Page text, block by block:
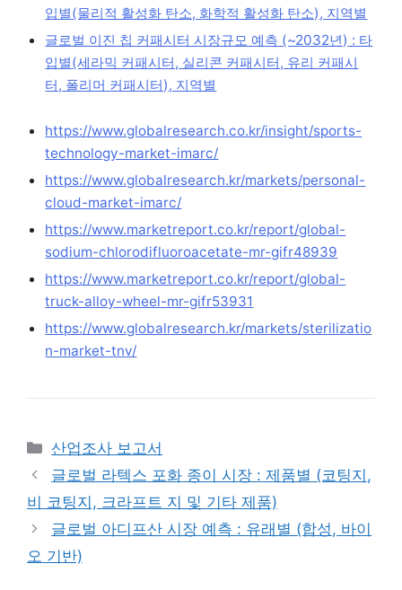
입별(물리적 활성화 탄소, 화학적 활성화 탄소), 지역별
글로벌 이진 칩 커패시터 시장규모 예측 (~2032년) : 타
입별(세라믹 커패시터, 실리콘 커패시터, 유리 커패시
터, 폴리머 커패시터), 지역별
https://www.globalresearch.co.kr/insight/sports-
technology-market-imarc/
https://www.globalresearch.kr/markets/personal-
cloud-market-imarc/
https://www.marketreport.co.kr/report/global-
sodium-chlorodifluoroacetate-mr-gifr48939
https://www.marketreport.co.kr/report/global-
truck-alloy-wheel-mr-gifr53931
https://www.globalresearch.kr/markets/sterilizatio
n-market-tnv/
Categories
산업조사 보고서
글로벌 라텍스 포화 종이 시장 : 제품별 (코팅지,
비 코팅지, 크라프트 지 및 기타 제품)
글로벌 아디프산 시장 예측 : 유래별 (합성, 바이
오 기반)